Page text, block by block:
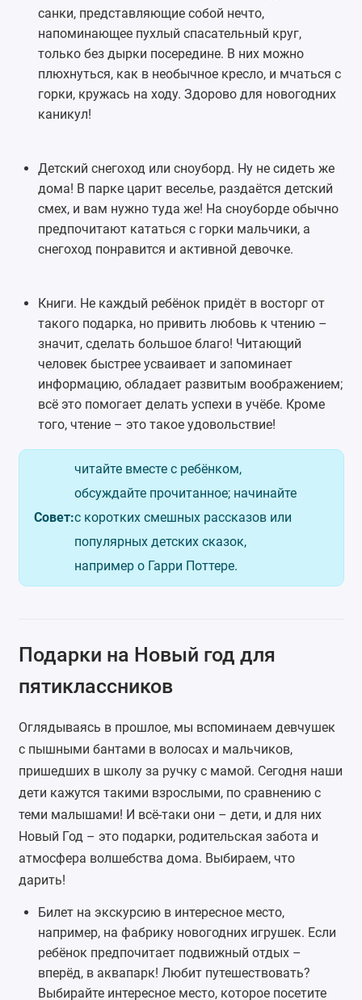
санки, представляющие собой нечто,
напоминающее пухлый спасательный круг,
только без дырки посередине. В них можно
плюхнуться, как в необычное кресло, и мчаться с
горки, кружась на ходу. Здорово для новогодних
каникул!
Детский снегоход или сноуборд. Ну не сидеть же
дома! В парке царит веселье, раздаётся детский
смех, и вам нужно туда же! На сноуборде обычно
предпочитают кататься с горки мальчики, а
снегоход понравится и активной девочке.
Книги. Не каждый ребёнок придёт в восторг от
такого подарка, но привить любовь к чтению –
значит, сделать большое благо! Читающий
человек быстрее усваивает и запоминает
информацию, обладает развитым воображением;
всё это помогает делать успехи в учёбе. Кроме
того, чтение – это такое удовольствие!
Совет:
читайте вместе с ребёнком,
обсуждайте прочитанное; начинайте
с коротких смешных рассказов или
популярных детских сказок,
например о Гарри Поттере.
Подарки на Новый год для
пятиклассников
Оглядываясь в прошлое, мы вспоминаем девчушек
с пышными бантами в волосах и мальчиков,
пришедших в школу за ручку с мамой. Сегодня наши
дети кажутся такими взрослыми, по сравнению с
теми малышами! И всё-таки они – дети, и для них
Новый Год – это подарки, родительская забота и
атмосфера волшебства дома. Выбираем, что
дарить!
Билет на экскурсию в интересное место,
например, на фабрику новогодних игрушек. Если
ребёнок предпочитает подвижный отдых –
вперёд, в аквапарк! Любит путешествовать?
Выбирайте интересное место, которое посетите